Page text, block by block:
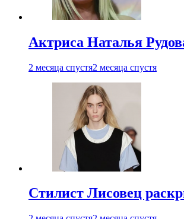
Актриса Наталья
2 месяца спустя2 месяца спустя
Стилист Лисовец